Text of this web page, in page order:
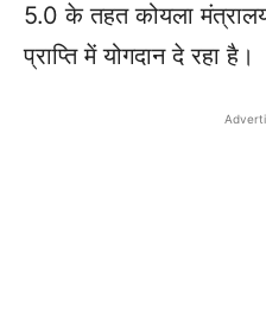
5.0 के तहत कोयला
प्राप्ति में योगदान दे रहा है।